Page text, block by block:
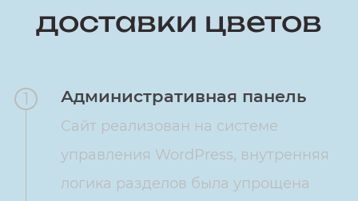
доставки цветов
1 Административная панель
Сайт реализован на системе
управления WordPress, внутренняя
логика разделов была упрощена